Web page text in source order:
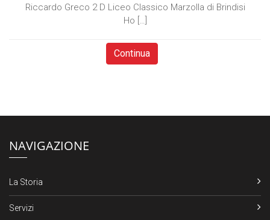
Riccardo Greco 2 D Liceo Classico Marzolla di Brindisi
Ho […]
Continua
NAVIGAZIONE
La Storia
Servizi